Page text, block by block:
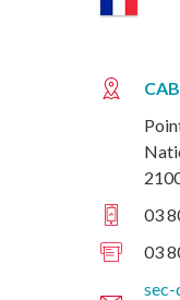
03
03